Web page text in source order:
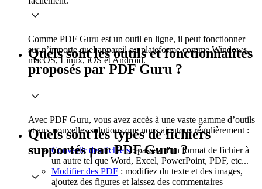
Comme PDF Guru est un outil en ligne, il peut fonctionner
sur n’importe quel appareil ou plateforme comme Windows,
macOS, Linux, iOS et Android.
Quels sont les outils et fonctionnalités
proposés par PDF Guru ?
Avec PDF Guru, vous avez accès à une vaste gamme d’outils
et aux nouvelles solutions que nous ajoutons régulièrement :
Convertir des fichiers: passez d'un format de fichier à
un autre tel que Word, Excel, PowerPoint, PDF, etc...
Modifier des PDF : modifiez du texte et des images,
ajoutez des figures et laissez des commentaires
Quels sont les types de fichiers
supportés par PDF Guru ?